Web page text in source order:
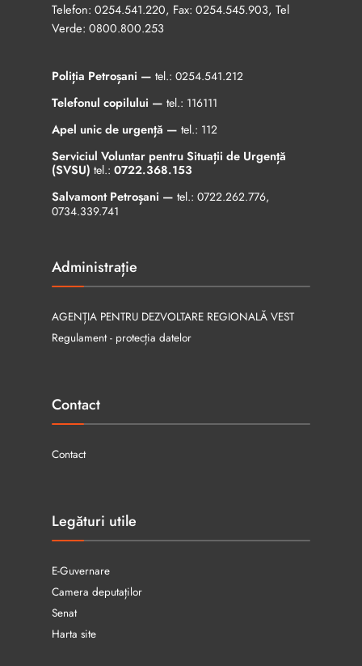
Telefon: 0254.541.220, Fax: 0254.545.903, Tel
Verde: 0800.800.253
Poliția Petroșani — tel.: 0254.541.212
Telefonul copilului — tel.: 116111
Apel unic de urgență — tel.: 112
Serviciul Voluntar pentru Situații de Urgență
(SVSU) tel.: 0722.368.153
Salvamont Petroșani — tel.: 0722.262.776,
0734.339.741
Administrație
AGENȚIA PENTRU DEZVOLTARE REGIONALĂ VEST
Regulament - protecția datelor
Contact
Contact
Legături utile
E-Guvernare
Camera deputaților
Senat
Harta site